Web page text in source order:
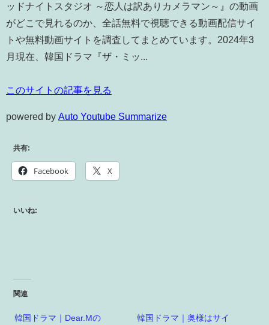
ッドナイトスタジオ ～恋人は訳ありカメラマン～』の動画
がどこで見れるのか、全話無料で視聴できる動画配信サイ
トや無料動画サイトを調査してまとめています。2024年3
月現在、韓国ドラマ『ザ・ミッ...
このサイトの記事を見る
powered by Auto Youtube Summarize
共有:
Facebook X
いいね:
関連
韓国ドラマ｜Dear.Mの
韓国ドラマ｜奥様はサイ